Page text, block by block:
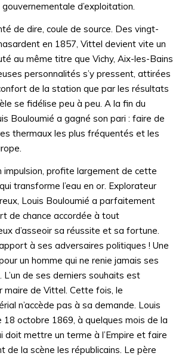
d’exploitation.
de dire, coule de source. Des vingt-
en 1857, Vittel devient vite un
au même titre que Vichy, Aix-les-Bains
personnalités s’y pressent, attirées
de la station que par les résultats
se fidélise peu à peu. A la fin du
Bouloumié a gagné son pari : faire de
thermaux les plus fréquentés et les
impulsion, profite largement de cette
transforme l’eau en or. Explorateur
Louis Bouloumié a parfaitement
de chance accordée à tout
d’asseoir sa réussite et sa fortune.
à ses adversaires politiques ! Une
un homme qui ne renie jamais ses
L’un de ses derniers souhaits est
maire de Vittel. Cette fois, le
n’accède pas à sa demande. Louis
18 octobre 1869, à quelques mois de la
doit mettre un terme à l’Empire et faire
de la scène les républicains. Le père